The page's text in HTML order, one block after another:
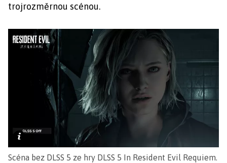
trojrozměrnou scénou.
Scéna bez DLSS 5 ze hry DLSS 5 In Resident Evil Requiem.